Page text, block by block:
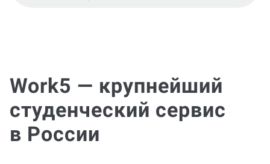
Work5 — крупнейший
студенческий сервис
в России